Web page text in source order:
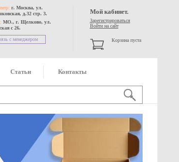
г. Москва, ул.
д.32 стр. 3.
МО., г. Щелково, ул.
с 26.
с менеджером
Мой кабинет.
Зарегистрироваться
Войти на сайт
Корзина пуста
Статьи Контакты